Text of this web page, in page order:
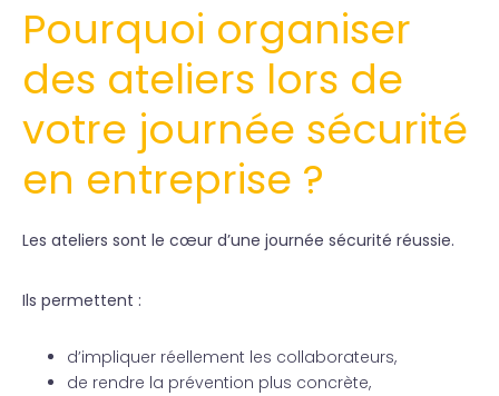
Pourquoi organiser
des ateliers lors de
votre journée sécurité
en entreprise ?
Les ateliers sont le cœur d’une journée sécurité réussie.
Ils permettent :
d’impliquer réellement les collaborateurs,
de rendre la prévention plus concrète,